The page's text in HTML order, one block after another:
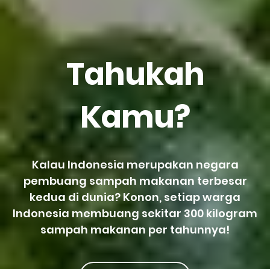
Tahukah
Kamu?
Kalau Indonesia merupakan negara
pembuang sampah makanan terbesar
kedua di dunia? Konon, setiap warga
Indonesia membuang sekitar 300 kilogram
sampah makanan per tahunnya!